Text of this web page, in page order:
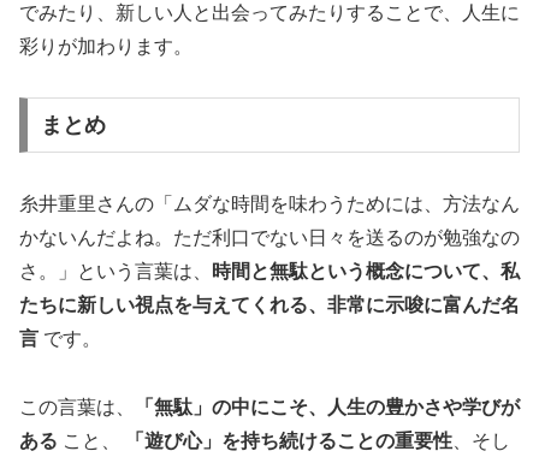
でみたり、新しい人と出会ってみたりすることで、人生に
彩りが加わります。
まとめ
糸井重里さんの「ムダな時間を味わうためには、方法なん
かないんだよね。ただ利口でない日々を送るのが勉強なの
さ。」という言葉は、
時間と無駄という概念について、私
たちに新しい視点を与えてくれる、非常に示唆に富んだ名
言 です。
この言葉は、
「無駄」の中にこそ、人生の豊かさや学びが
ある こと、 「遊び心」を持ち続けることの重要性 、そし